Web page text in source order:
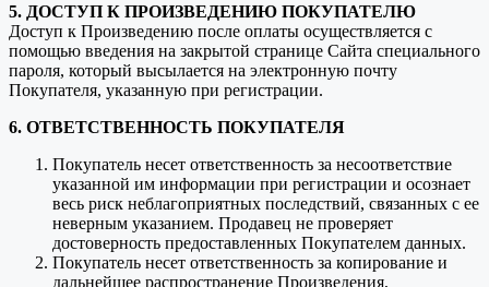
5. ДОСТУП К ПРОИЗВЕДЕНИЮ ПОКУПАТЕЛЮ
Доступ к Произведению после оплаты осуществляется с
помощью введения на закрытой странице Сайта специального
пароля, который высылается на электронную почту
Покупателя, указанную при регистрации.
6. ОТВЕТСТВЕННОСТЬ ПОКУПАТЕЛЯ
Покупатель несет ответственность за несоответствие
указанной им информации при регистрации и осознает
весь риск неблагоприятных последствий, связанных с ее
неверным указанием. Продавец не проверяет
достоверность предоставленных Покупателем данных.
Покупатель несет ответственность за копирование и
дальнейшее распространение Произведения,